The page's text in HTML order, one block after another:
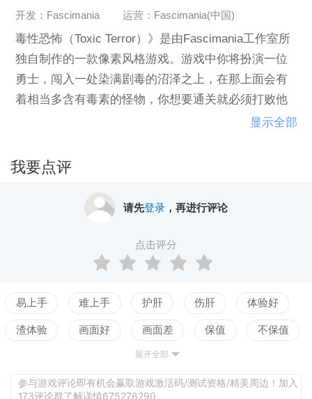
开发：Fascimania 运营：Fascimania(中国)
毒性恐怖（Toxic Terror）》是由Fascimania工作室所
独自制作的一款像素风格游戏。游戏中你将扮演一位
勇士，闯入一处染满剧毒的沼泽之上，在那上面会有
着相当多含有毒素的怪物，你想要通关就必须打败他
们，拯救这个地区的国王。相信有很多玩家会喜欢这
最流行的像素风格！
显示全部
我要点评
请先登录，再进行评论
点击评分
易上手 难上手 护肝 伤肝 体验好
渣体验 画面好 画面差 保值 不保值
测试
展开全部
参与游戏评论即有机会赢取游戏激活码/测试资格/精美周边！加入
173评论群了解详情675276290